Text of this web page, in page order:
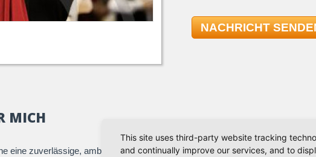
NACHRICHT
MICH
eine zuverlässige, ambitionierte und freundliche Tanzpartnerin für den
This site uses third-party website tracking
and continually improve our services, and to